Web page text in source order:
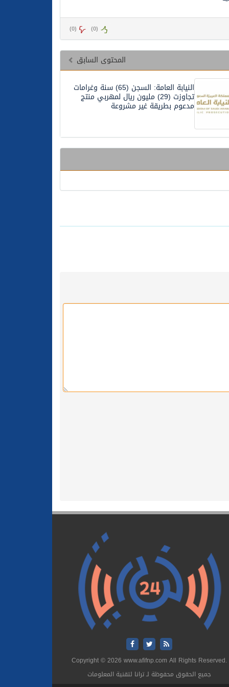
(
0
) (
0
)
المحتوى السابق
النيابة العامة: السجن (65) سنة وغرامات
تجاوزت (29) مليون ريال لمهربي منتج
مدعوم بطريقة غير مشروعة
Copyright © 2026 www.afifnp.com All Rights Reserved.
جميع الحقوق محفوظة لـ ترانا لتقنية المعلومات